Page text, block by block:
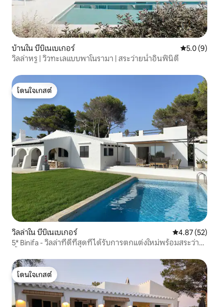
บ้านใน บีบิเนเบเกอร์ คะแนนเฉลี่
5.0 (9)
วิลล่าหรู | วิวทะเลแบบพาโนรามา | สระว่ายน้ำอินฟินิตี้
โดนใจเกสต์
โดนใจเกสต์
วิลล่าใน บีบิเนเบเกอร์ คะแนนเฉลี่ย
4.87 (52)
5* Binifa - วิลล่าที่ดีที่สุดที่ได้รับการตกแต่งใหม่พร้อมสระว่าย
โดนใจเกสต์
โดนใจเกสต์